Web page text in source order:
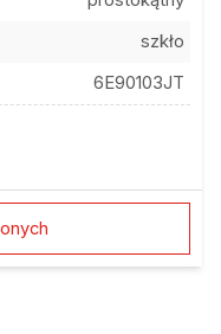
szkło
6E90103JT